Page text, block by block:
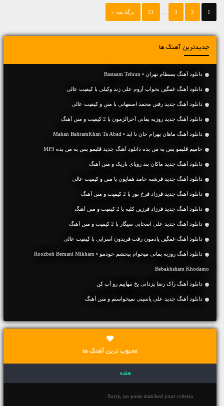
1
2
3
21 برگهٔ بعد »
جدیدترین آهنگ ها
دانلود آهنگ بسطام تهران • Bastaam Tehran
دانلود آهنگ غمگین بخواب آروم علی زند وکیلی با کیفیت عالی
دانلود آهنگ جديد رفتن محمد اصفهانی با متن و کیفیت عالی
دانلود آهنگ جديد روزبه بمانی آخرالزمون با 2 کیفیت و متن آهنگ
دانلود آهنگ ماهان بهرام خان تا ابد • Mahan BahramKhan Ta Abad
حامیم قلبمو پس به من بده دانلود آهنگ جدید قلبمو پس به من بده MP3
دانلود آهنگ جديد ماکان بند رویای تاریک و متن آهنگ
دانلود آهنگ جديد فرشته حامد همایون با متن و کیفیت عالی
دانلود آهنگ جديد فرزاد فرخ نور با 2 کیفیت و متن آهنگ
دانلود آهنگ جديد فرزاد فرزین کلبه با 2 کیفیت و متن آهنگ
دانلود آهنگ جديد علی اصحابی سیگار با 2 کیفیت و متن آهنگ
دانلود آهنگ غمگین یادمون رفت فریدون آسرایی با کیفیت عالی
دانلود آهنگ روزبه بمانی میخوام ببخشم خودمو • Roozbeh Bemani Mikham
Bebakhsham Khodamo
دانلود آهنگ راک رضا یزدانی یخ تنهاییم رو آب کن
دانلود آهنگ جديد علی یاسینی نمیخواستم و متن آهنگ
محبوب ترین آهنگ ها
هفته
Sorry, no posts matched your criteria.